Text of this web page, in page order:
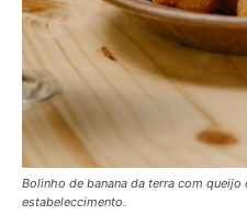
Bolinho de banana da terra com
estabeleccimento.